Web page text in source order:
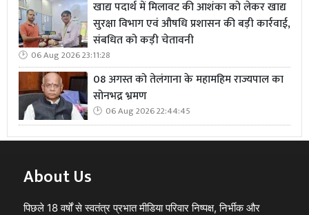
खाद्य पदार्थ में मिलावट की आशंका को लेकर खाद्य
सुरक्षा विभाग एवं औषधि प्रशासन की बड़ी कार्रवाई,
संबधित को कड़ी चेतावनी
06 Aug 2026 23:11:28
08 अगस्त को तेलंगाना के महामहिम राज्यपाल का
सोनभद्र भ्रमण
06 Aug 2026 22:44:45
About Us
पिछले 18 वर्षों से स्वतंत्र प्रभात मीडिया परिवार निष्पक्ष, निर्भीक और